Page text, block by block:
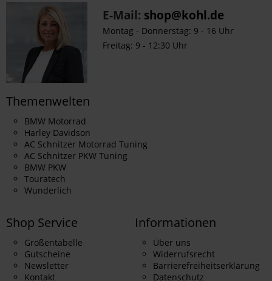
E-Mail: shop@kohl.de
Montag - Donnerstag: 9 - 16 Uhr
Freitag: 9 - 12:30 Uhr
Themenwelten
BMW Motorrad
Harley Davidson
AC Schnitzer Motorrad Tuning
AC Schnitzer PKW Tuning
BMW PKW
Touratech
Wunderlich
Shop Service
Größentabelle
Gutscheine
Newsletter
Kontakt
Informationen
Über uns
Widerrufsrecht
Barrierefreiheitserklärung
Datenschutz